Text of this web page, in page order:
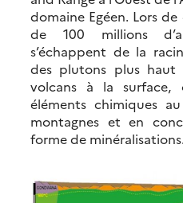
domaine Egéen. Lors
de 100 millions
s’échappent de la
des plutons plus
volcans à la surface,
éléments chimiques
montagnes et en
forme de minéralisations.